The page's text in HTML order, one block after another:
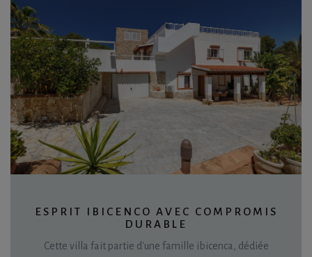
ESPRIT IBICENCO AVEC COMPROMIS
DURABLE
Cette villa fait partie d'une famille ibicenca, dédiée